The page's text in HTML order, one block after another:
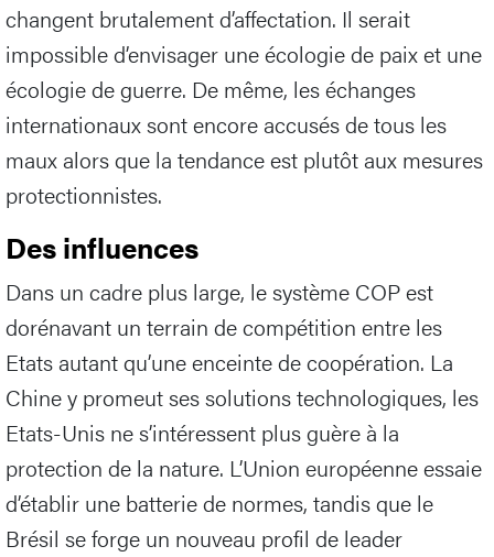
changent brutalement d’affectation. Il serait
impossible d’envisager une écologie de paix et une
écologie de guerre. De même, les échanges
internationaux sont encore accusés de tous les
maux alors que la tendance est plutôt aux mesures
protectionnistes.
Des influences
Dans un cadre plus large, le système COP est
dorénavant un terrain de compétition entre les
Etats autant qu’une enceinte de coopération. La
Chine y promeut ses solutions technologiques, les
Etats-Unis ne s’intéressent plus guère à la
protection de la nature. L’Union européenne essaie
d’établir une batterie de normes, tandis que le
Brésil se forge un nouveau profil de leader